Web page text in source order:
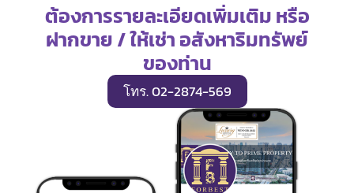
ต้องการรายละเอียดเพิ่มเติม หรือ
ฝากขาย / ให้เช่า อสังหาริมทรัพย์
ของท่าน
โทร. 02-2874-569